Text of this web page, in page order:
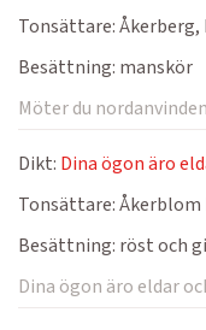
Tonsättare:Åkerberg,
Besättning: manskör
Möter du
Dikt: Dina ögon äro
Tonsättare:Åkerblom
Besättning: röst och
Dina ögon äro eldar